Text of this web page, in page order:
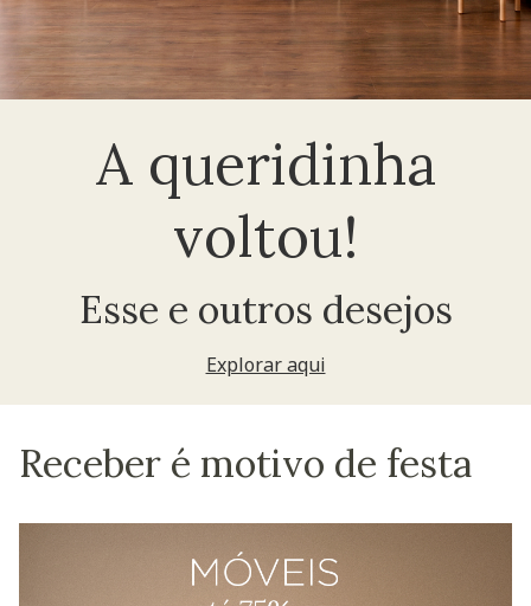
A queridinha
voltou!
Esse e outros desejos
Explorar aqui
Receber é motivo de festa